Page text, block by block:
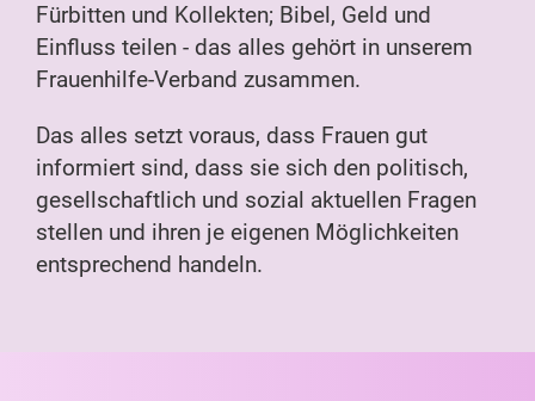
Fürbitten und Kollekten; Bibel, Geld und
Einfluss teilen - das alles gehört in unserem
Frauenhilfe-Verband zusammen.
Das alles setzt voraus, dass Frauen gut
informiert sind, dass sie sich den politisch,
gesellschaftlich und sozial aktuellen Fragen
stellen und ihren je eigenen Möglichkeiten
entsprechend handeln.